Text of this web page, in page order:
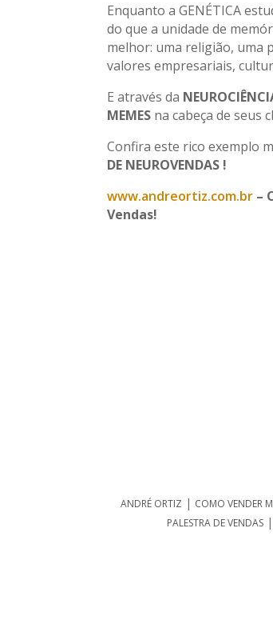
Enquanto a GENÉTICA
do que a unidade de
melhor: uma religião, uma
valores empresariais,
E através da
MEMES na cabeça de seus
Confira este rico exemplo
DE NEUROVENDAS !
www.andreortiz.com.br –
Vendas!
ANDRÉ ORTIZ | COMO VENDER
PALESTRA DE VENDAS|